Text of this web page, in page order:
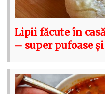
Lipii făcute în
– super pufoase